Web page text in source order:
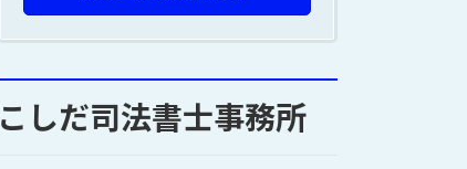
こしだ司法書士事務所